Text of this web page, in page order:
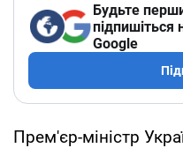
Будьте
підпишіться
Google
Прем'єр-міністр